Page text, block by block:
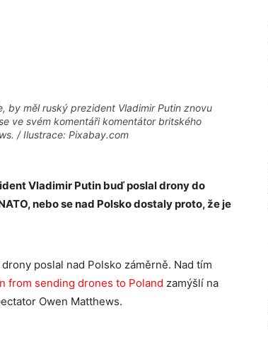
by měl ruský prezident Vladimir Putin znovu
ve svém komentáři komentátor britského
/ Ilustrace: Pixabay.com
Vladimir Putin buď poslal drony do
nebo se nad Polsko dostaly proto, že je
poslal nad Polsko záměrně. Nad tím
from sending drones to Poland zamýšlí na
Owen Matthews.